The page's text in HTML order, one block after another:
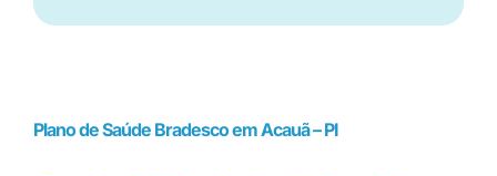
Plano de Saúde Bradesco em Acauã – PI